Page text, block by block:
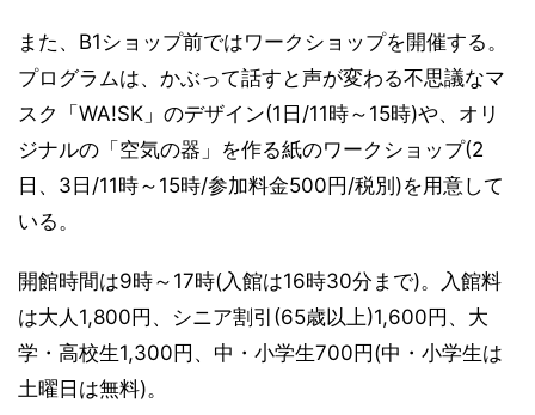
また、B1ショップ前ではワークショップを開催する。
プログラムは、かぶって話すと声が変わる不思議なマ
スク「WA!SK」のデザイン(1日/11時～15時)や、オリ
ジナルの「空気の器」を作る紙のワークショップ(2
日、3日/11時～15時/参加料金500円/税別)を用意して
いる。
開館時間は9時～17時(入館は16時30分まで)。入館料
は大人1,800円、シニア割引(65歳以上)1,600円、大
学・高校生1,300円、中・小学生700円(中・小学生は
土曜日は無料)。